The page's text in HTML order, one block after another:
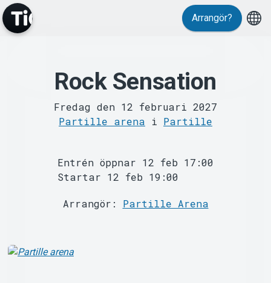
MyTickster
Support
Arrangör?
Rock Sensation
Fredag den 12 februari 2027
Partille arena i Partille
Entrén öppnar 12 feb 17:00
Startar 12 feb 19:00
Arrangör: Partille Arena